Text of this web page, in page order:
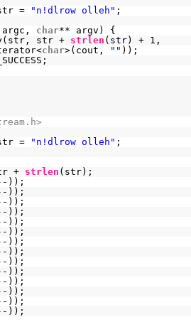
= "n!dlrow olleh" ;
argc, char** argv) {
str + strlen (str) + 1,
char>(cout, "" ));
= "n!dlrow olleh" ;
+ strlen (str);
));
));
));
));
));
));
));
));
));
));
));
));
));
));